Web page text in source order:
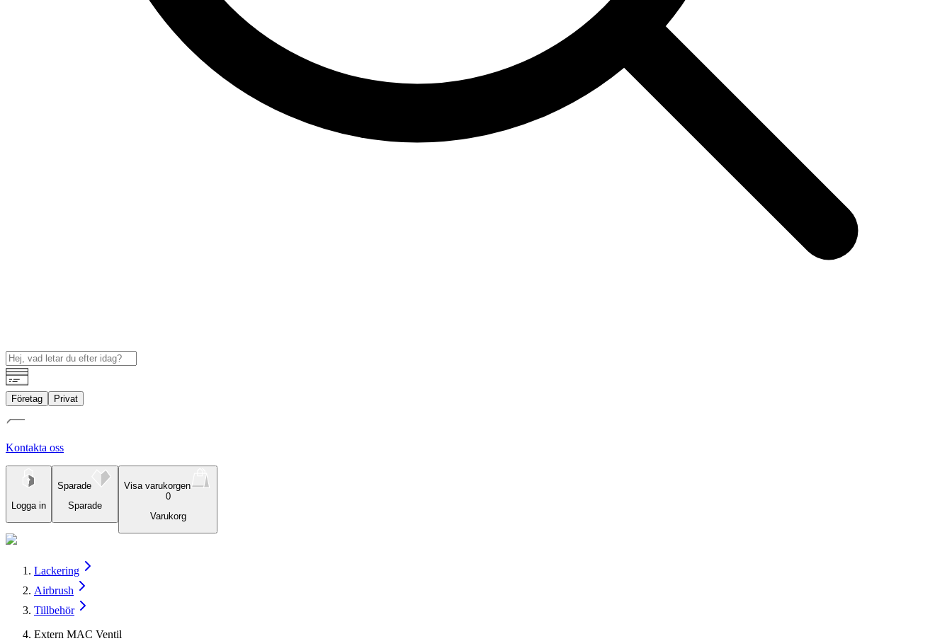
Företag Privat
Kontakta oss
Logga in
Sparade
Sparade
Visa varukorgen
0
Varukorg
Lackering
Airbrush
Tillbehör
Extern MAC Ventil